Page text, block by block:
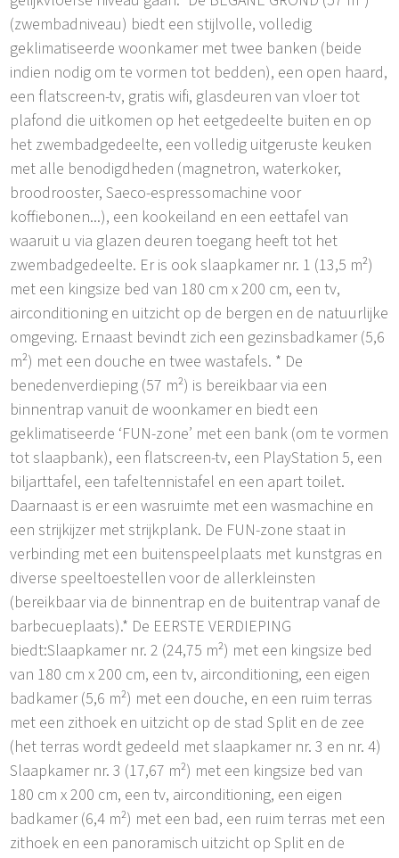
(zwembadniveau) biedt een stijlvolle, volledig
geklimatiseerde woonkamer met twee banken (beide
indien nodig om te vormen tot bedden), een open haard,
een flatscreen-tv, gratis wifi, glasdeuren van vloer tot
plafond die uitkomen op het eetgedeelte buiten en op
het zwembadgedeelte, een volledig uitgeruste keuken
met alle benodigdheden (magnetron, waterkoker,
broodrooster, Saeco-espressomachine voor
koffiebonen...), een kookeiland en een eettafel van
waaruit u via glazen deuren toegang heeft tot het
zwembadgedeelte. Er is ook slaapkamer nr. 1 (13,5 m²)
met een kingsize bed van 180 cm x 200 cm, een tv,
airconditioning en uitzicht op de bergen en de natuurlijke
omgeving. Ernaast bevindt zich een gezinsbadkamer (5,6
m²) met een douche en twee wastafels. * De
benedenverdieping (57 m²) is bereikbaar via een
binnentrap vanuit de woonkamer en biedt een
geklimatiseerde ‘FUN-zone’ met een bank (om te vormen
tot slaapbank), een flatscreen-tv, een PlayStation 5, een
biljarttafel, een tafeltennistafel en een apart toilet.
Daarnaast is er een wasruimte met een wasmachine en
een strijkijzer met strijkplank. De FUN-zone staat in
verbinding met een buitenspeelplaats met kunstgras en
diverse speeltoestellen voor de allerkleinsten
(bereikbaar via de binnentrap en de buitentrap vanaf de
barbecueplaats).* De EERSTE VERDIEPING
biedt:Slaapkamer nr. 2 (24,75 m²) met een kingsize bed
van 180 cm x 200 cm, een tv, airconditioning, een eigen
badkamer (5,6 m²) met een douche, en een ruim terras
met een zithoek en uitzicht op de stad Split en de zee
(het terras wordt gedeeld met slaapkamer nr. 3 en nr. 4)
Slaapkamer nr. 3 (17,67 m²) met een kingsize bed van
180 cm x 200 cm, een tv, airconditioning, een eigen
badkamer (6,4 m²) met een bad, een ruim terras met een
zithoek en een panoramisch uitzicht op Split en de